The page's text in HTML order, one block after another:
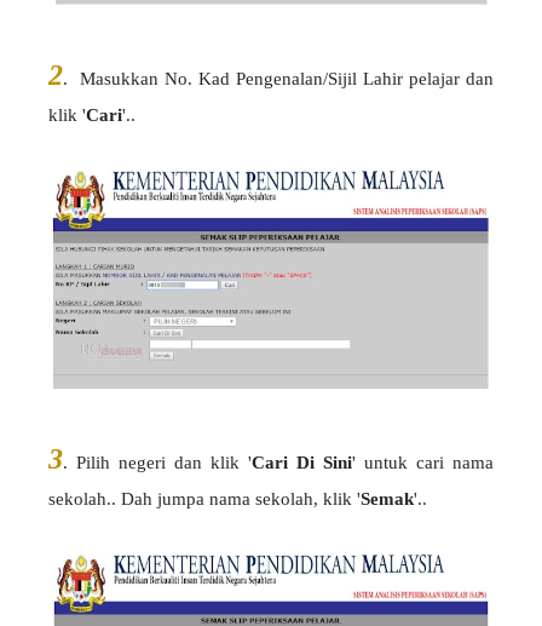
2. Masukkan No. Kad Pengenalan/Sijil Lahir pelajar dan
klik 'Cari'..
3. Pilih negeri dan klik 'Cari Di Sini' untuk cari nama
sekolah.. Dah jumpa nama sekolah, klik 'Semak'..